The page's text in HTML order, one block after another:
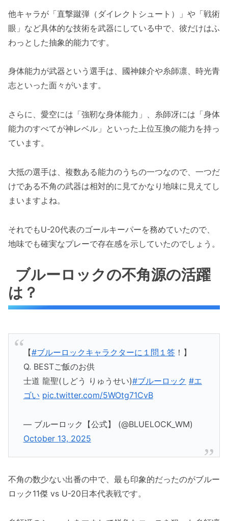
他キャラが「直撃蹴弾（ダイレクトシュート）」や「戦術
眼」など具体的な技術を武器にしている中で、彼だけはふ
わっとした抽象的能力です。
身体能力が武器という選手は、國神錬介や糸師凛、時光青
志といった面々がいます。
さらに、愛空には「強靭な身体能力」、糸師冴には「身体
能力のすべてが神レベル」といった上位互換の能力を持っ
ています。
大抵の選手は、複数ある能力のうちの一つなので、一つだ
けである不角の武器は相対的に見てかなり地味に見えてし
まいますよね。
それでもU-20代表のゴールキーパーを務めていたので、
地味でも確実なプレーで存在感を示していたのでしょう。
ブルーロックの不角源の活躍
は？
【#ブルーロックキャラクターに１問１答！】
Q. BESTご飯のお供
士道 龍聖(しどう りゅうせい)#ブルーロック #エ
ゴい pic.twitter.com/5WOtg71CvB
— ブルーロック【公式】 (@BLUELOCK_WM)
October 13, 2025
不角の数少ない出番の中で、最も印象的だったのがブルー
ロック11傑 vs U-20日本代表戦です。